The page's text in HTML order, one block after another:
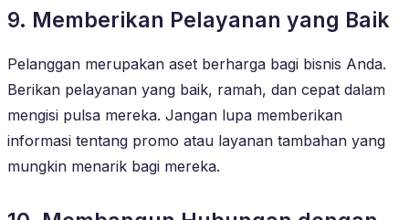
9. Memberikan Pelayanan yang Baik
Pelanggan merupakan aset berharga bagi bisnis Anda.
Berikan pelayanan yang baik, ramah, dan cepat dalam
mengisi pulsa mereka. Jangan lupa memberikan
informasi tentang promo atau layanan tambahan yang
mungkin menarik bagi mereka.